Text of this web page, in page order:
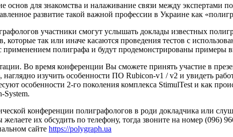
для знакомства и налаживание связи между экспертами
развитие такой важной профессии в Украине как
участники смогут услышать доклады известных
так или иначе касаются проведения тестов с
применением полиграфа и будут продемонстрированы примеры
Во время конференции Вы сможете принять участие в
изучить особенности ПО Rubicon-v1 / v2 и увидеть
особенности 2-го поколения комплекса StimulTest и как
System.
конференции полиграфологов в роди докладчика или
их обсудить по телефону, тогда звоните на номер (096)
сайте https://polygraph.ua